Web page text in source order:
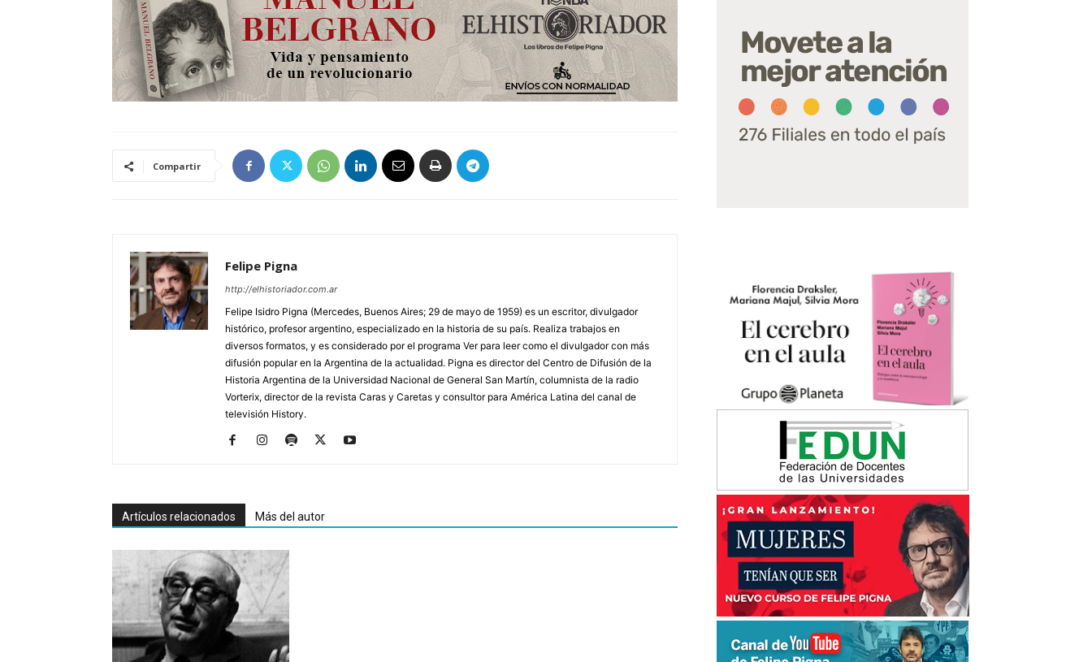
Compartir
Felipe Pigna
http://elhistoriador.com.ar
Felipe Isidro Pigna (Mercedes, Buenos Aires; 29 de mayo de 1959) es un escritor, divulgador
histórico, profesor argentino, especializado en la historia de su país. Realiza trabajos en
diversos formatos, y es considerado por el programa Ver para leer como el divulgador con más
difusión popular en la Argentina de la actualidad. Pigna es director del Centro de Difusión de la
Historia Argentina de la Universidad Nacional de General San Martín, columnista de la radio
Vorterix, director de la revista Caras y Caretas y consultor para América Latina del canal de
televisión History.
Artículos relacionados Más del autor